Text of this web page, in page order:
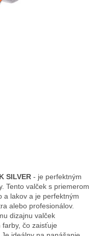
SILVER - je perfektným
Tento valček s priemerom
a lakov a je perfektným
alebo profesionálov.
dizajnu valček
čo zaisťuje